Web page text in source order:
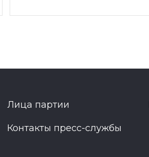
Лица партии
Контакты пресс-службы